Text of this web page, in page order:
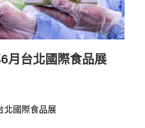
月台北國際食品展
北國際食品展